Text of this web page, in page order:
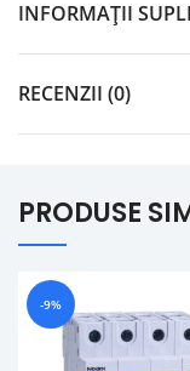
INFORMAȚII
RECENZII (0)
PRODUSE
-9%